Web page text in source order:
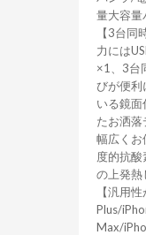
量大容量
【3台同
力には
×1、3台
びが便利
いる鏡
たお洒
幅広くお
度的抗
の上発熱
【汎用
Plus/
Max/